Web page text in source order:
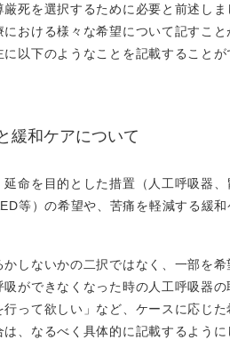
厳死を選択するために必要と前述し
おける様々な希望について記すこと
以下のようなことを記載することが
緩和ケアについて
延命を目的とした措置（人工呼吸器
等）の希望や、苦痛を軽減する緩
しないかの二択ではなく、一部を
ができなくなった時の人工呼吸器
行って欲しい」など、ケースに応じ
、なるべく具体的に記載するように